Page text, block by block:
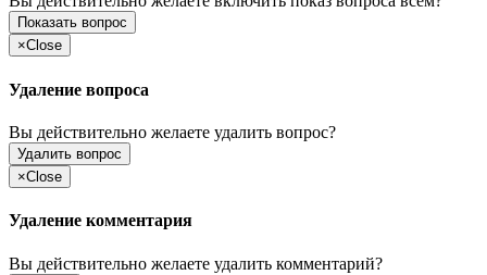
Показать вопрос
×Close
Удаление вопроса
Вы действительно желаете удалить вопрос?
Удалить вопрос
×Close
Удаление комментария
Вы действительно желаете удалить комментарий?